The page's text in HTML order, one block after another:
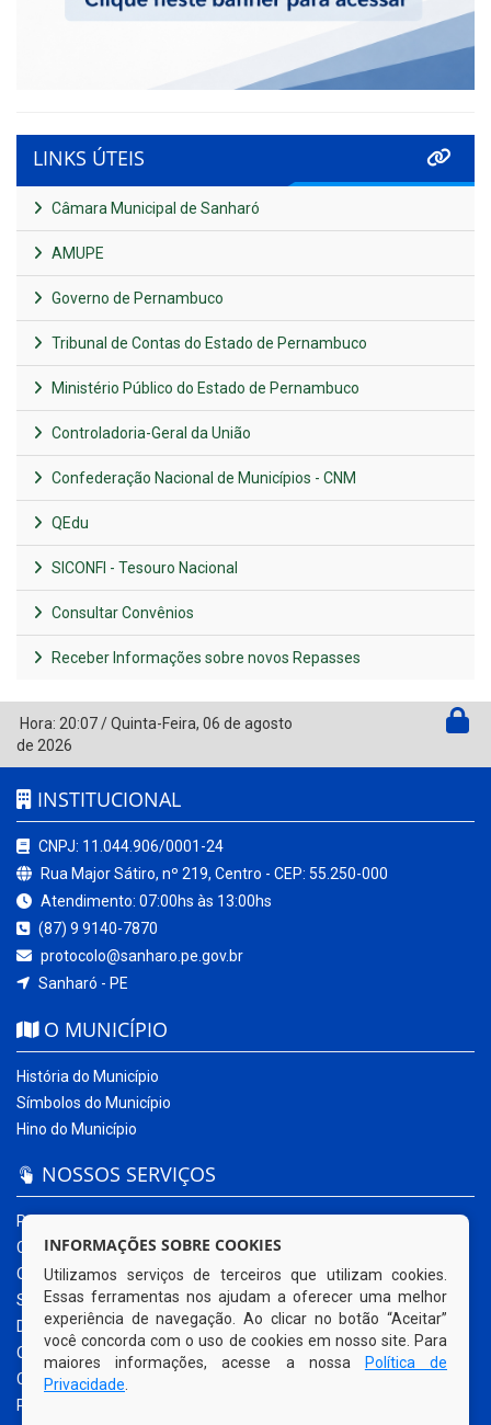
LINKS ÚTEIS
Câmara Municipal de Sanharó
AMUPE
Governo de Pernambuco
Tribunal de Contas do Estado de Pernambuco
Ministério Público do Estado de Pernambuco
Controladoria-Geral da União
Confederação Nacional de Municípios - CNM
QEdu
SICONFI - Tesouro Nacional
Consultar Convênios
Receber Informações sobre novos Repasses
Hora: 20:07/Quinta-Feira, 06 de agosto
de 2026
INSTITUCIONAL
CNPJ: 11.044.906/0001-24
Rua Major Sátiro, nº 219, Centro - CEP: 55.250-000
Atendimento: 07:00hs às 13:00hs
(87) 9 9140-7870
protocolo@sanharo.pe.gov.br
Sanharó - PE
O MUNICÍPIO
História do Município
Símbolos do Município
Hino do Município
NOSSOS SERVIÇOS
Portal da Transparência
Carta de Serviços ao Usuário
Ouvidoria Municipal
Sistema Eletrônico – e-SIC
Diário Oficial
Quadro de Avisos
Contracheque Online
Portal do Contribuinte
INFORMAÇÕES SOBRE COOKIES
Utilizamos serviços de terceiros que utilizam cookies.
Essas ferramentas nos ajudam a oferecer uma melhor
experiência de navegação. Ao clicar no botão “Aceitar”
você concorda com o uso de cookies em nosso site. Para
maiores informações, acesse a nossa
Política de
Privacidade